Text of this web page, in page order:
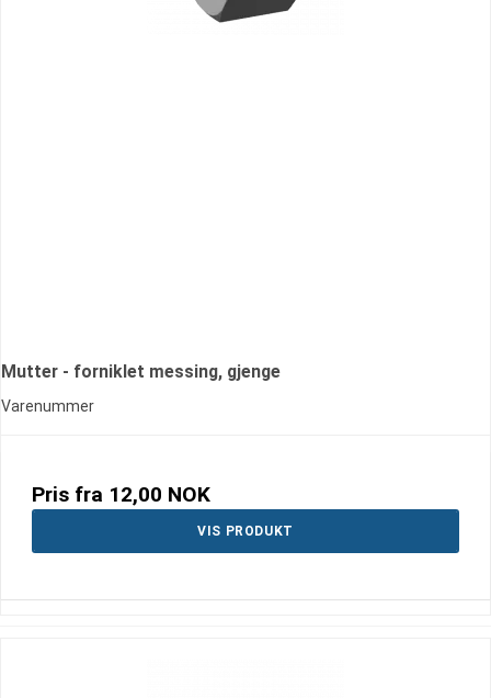
Mutter - forniklet messing, gjenge
Varenummer
Pris fra 12,00 NOK
VIS PRODUKT